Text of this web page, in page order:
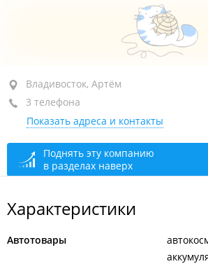
район "Баляева", ул. Руднева, 14А
+7 (423) 244-04-33
+7 914 792-31-64магазин
сегодня закрыто
Владивосток, Артём
3 телефона
Показать адреса и контакты
Поднять эту компанию
в разделах наверх
Характеристики
Автотовары